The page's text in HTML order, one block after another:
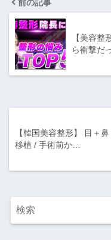
前の記事
【美容整
ら衝撃だ
【韓国美容整形】 目＋
移植 / 手術前か…